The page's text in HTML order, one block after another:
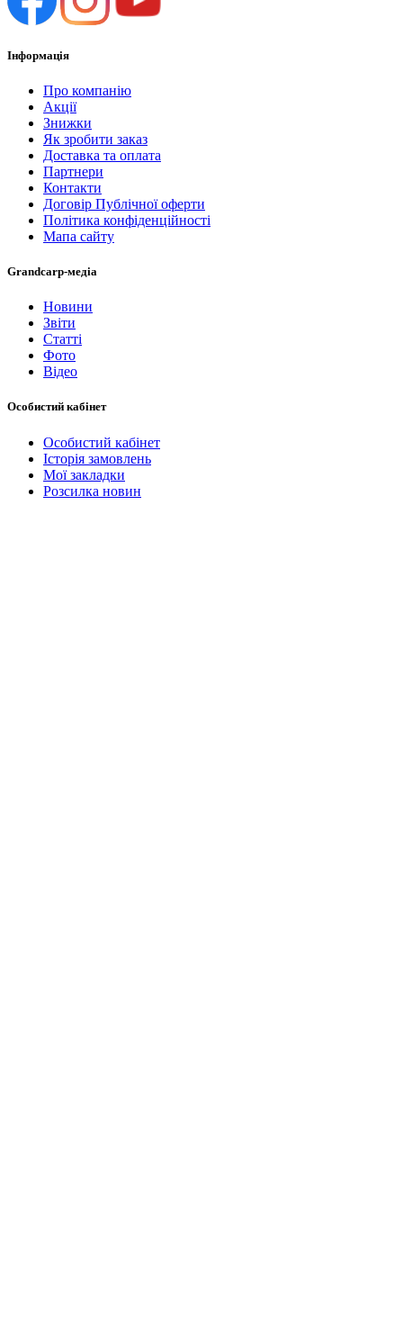
Інформація
Про компанію
Акції
Знижки
Як зробити заказ
Доставка та оплата
Партнери
Контакти
Договір Публічної оферти
Політика конфіденційності
Мапа сайту
Grandcarp-медіа
Новини
Звіти
Статті
Фото
Відео
Особистий кабінет
Особистий кабінет
Історія замовлень
Мої закладки
Розсилка новин